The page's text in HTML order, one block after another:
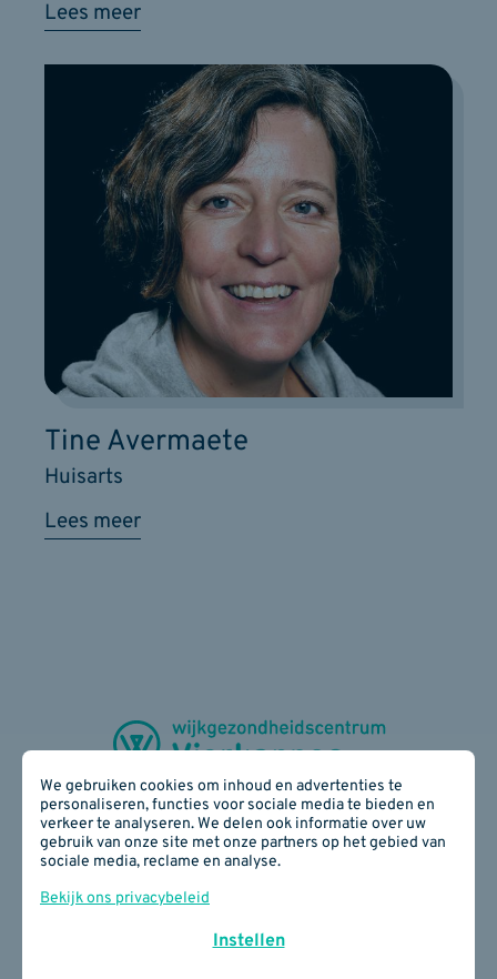
Lees meer
Lees meer
Huisarts
Tine Avermaete
Zijdelingsestraat 28 - 3300 Tienen
016 78 17 40
E-mail:info(at)wgcvierkappes.be
We gebruiken cookies om inhoud en advertenties te
personaliseren, functies voor sociale media te bieden en
verkeer te analyseren. We delen ook informatie over uw
gebruik van onze site met onze partners op het gebied van
sociale media, reclame en analyse.
Bekijk ons privacybeleid
Instellen